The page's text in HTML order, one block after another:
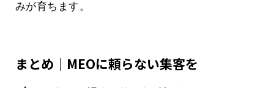
みが育ちます。
まとめ｜MEOに頼らない集客を